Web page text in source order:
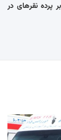
پرده نقرهای در